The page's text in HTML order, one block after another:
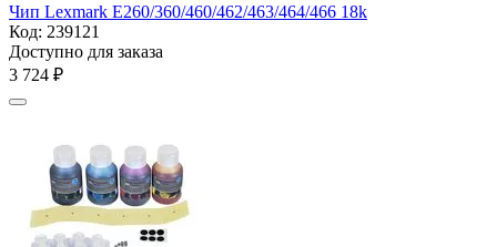
Чип Lexmark E260/360/460/462/463/464/466 18k
Код: 239121
Доступно для заказа
3 724 ₽